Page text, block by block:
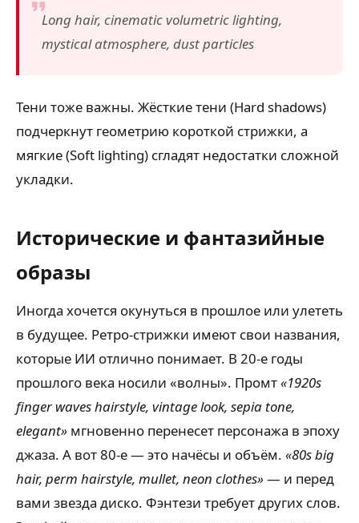
Long hair, cinematic volumetric lighting,
mystical atmosphere, dust particles
Тени тоже важны. Жёсткие тени (Hard shadows)
подчеркнут геометрию короткой стрижки, а
мягкие (Soft lighting) сгладят недостатки сложной
укладки.
Исторические и фантазийные
образы
Иногда хочется окунуться в прошлое или улететь
в будущее. Ретро-стрижки имеют свои названия,
которые ИИ отлично понимает. В 20-е годы
прошлого века носили «волны». Промт«1920s
finger waves hairstyle, vintage look, sepia tone,
elegant» мгновенно перенесет персонажа в эпоху
джаза. А вот 80-е — это начёсы и объём. «80s big
hair, perm hairstyle, mullet, neon clothes»— и перед
вами звезда диско. Фэнтези требует других слов.